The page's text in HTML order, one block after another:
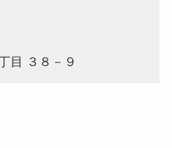
目 ３８－９